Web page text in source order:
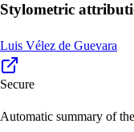
Stylometric
Luis Vélez de Guevara
Secure
Automatic summary of